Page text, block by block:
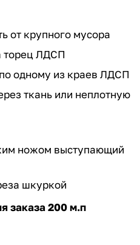
от крупного мусора
торец ЛДСП
одному из краев ЛДСП
ткань или неплотную
ножом выступающий
шкуркой
заказа 200 м.п